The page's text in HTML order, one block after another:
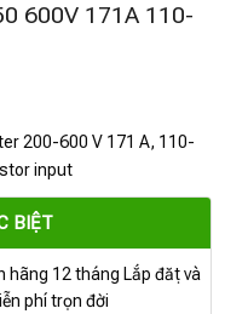
600V 171A 110-
200-600 V 171 A, 110-
input
BIỆT
hãng 12 tháng Lắp đặt và
phí trọn đời